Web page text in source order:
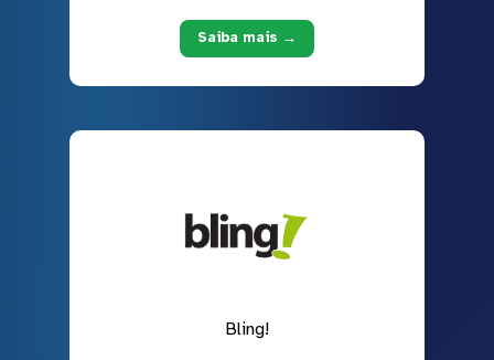
Saiba mais →
Bling!